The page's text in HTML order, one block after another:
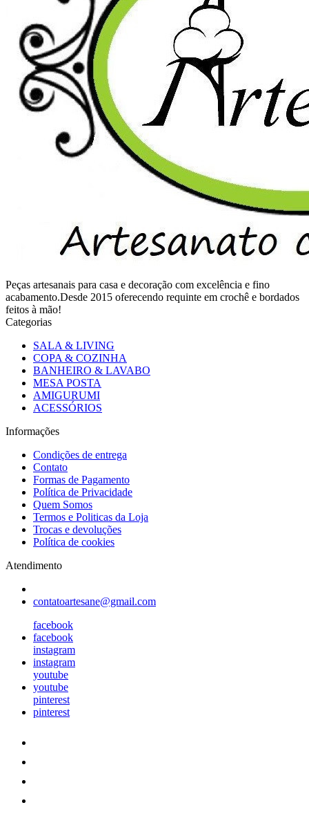
Peças artesanais para casa e decoração com excelência e fino
acabamento.Desde 2015 oferecendo requinte em crochê e bordados
feitos à mão!
Categorias
SALA & LIVING
COPA & COZINHA
BANHEIRO & LAVABO
MESA POSTA
AMIGURUMI
ACESSÓRIOS
Informações
Condições de entrega
Contato
Formas de Pagamento
Política de Privacidade
Quem Somos
Termos e Politicas da Loja
Trocas e devoluções
Política de cookies
Atendimento
contatoartesane@gmail.com
facebook
facebook
instagram
instagram
youtube
youtube
pinterest
pinterest